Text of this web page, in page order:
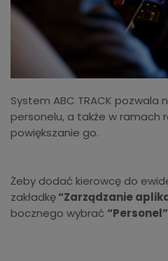
System ABC TRACK
personelu, a także w ramach
powiększanie go.
Żeby dodać kierowcę do
zakładkę“Zarządzanie
bocznego wybrać “Personel”